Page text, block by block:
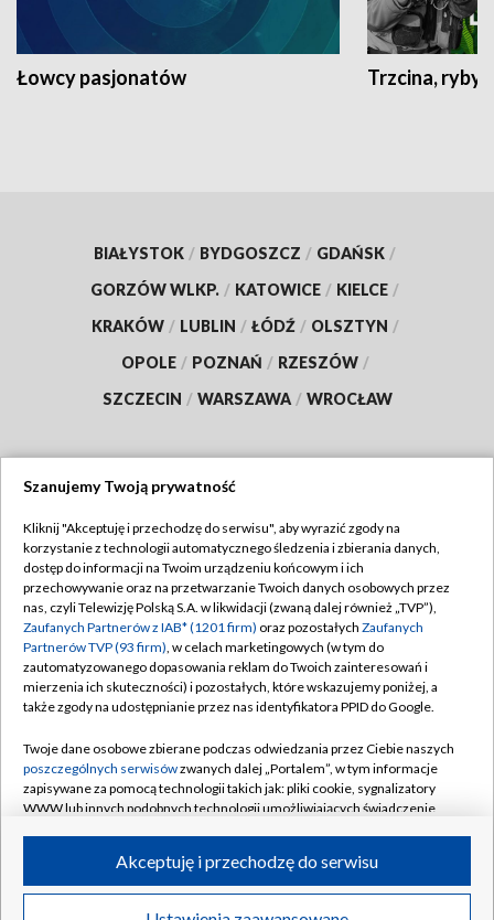
Łowcy pasjonatów Trzcina, ryby
BIAŁYSTOK / BYDGOSZCZ / GDAŃSK /
GORZÓW WLKP. / KATOWICE / KIELCE /
KRAKÓW / LUBLIN / ŁÓDŹ / OLSZTYN /
OPOLE / POZNAŃ / RZESZÓW /
SZCZECIN / WARSZAWA / WROCŁAW
TVP
Abonament TVP
Emisja w TVP
Centrum informacji TVP
Naziemna Telewizja Cyfrowa
Rada Programowa
System NOS
Informacje o nadawcy
Program dla prasy
Regulamin TVP
Polityka prywatności
Moje zgody
Pomoc
Kontakt
Kanały
©2026 Telewizja Polska S.A. w likwidacji
Szanujemy Twoją prywatność
Kliknij "Akceptuję i przechodzę do serwisu", aby wyrazić zgody na
korzystanie z technologii automatycznego śledzenia i zbierania danych,
dostęp do informacji na Twoim urządzeniu końcowym i ich
przechowywanie oraz na przetwarzanie Twoich danych osobowych przez
nas, czyli Telewizję Polską S.A. w likwidacji (zwaną dalej również „TVP”),
Zaufanych Partnerów z IAB* (1201 firm) oraz pozostałych Zaufanych
Partnerów TVP (93 firm), w celach marketingowych (w tym do
zautomatyzowanego dopasowania reklam do Twoich zainteresowań i
mierzenia ich skuteczności) i pozostałych, które wskazujemy poniżej, a
także zgody na udostępnianie przez nas identyfikatora PPID do Google.
Twoje dane osobowe zbierane podczas odwiedzania przez Ciebie naszych
poszczególnych serwisówzwanych dalej „Portalem”, w tym informacje
zapisywane za pomocą technologii takich jak: pliki cookie, sygnalizatory
WWW lub innych podobnych technologii umożliwiających świadczenie
ruchu w Internecie.
Twoje dane osobowe zbierane podczas odwiedzania przez Ciebie
Akceptuję i przechodzę do serwisu